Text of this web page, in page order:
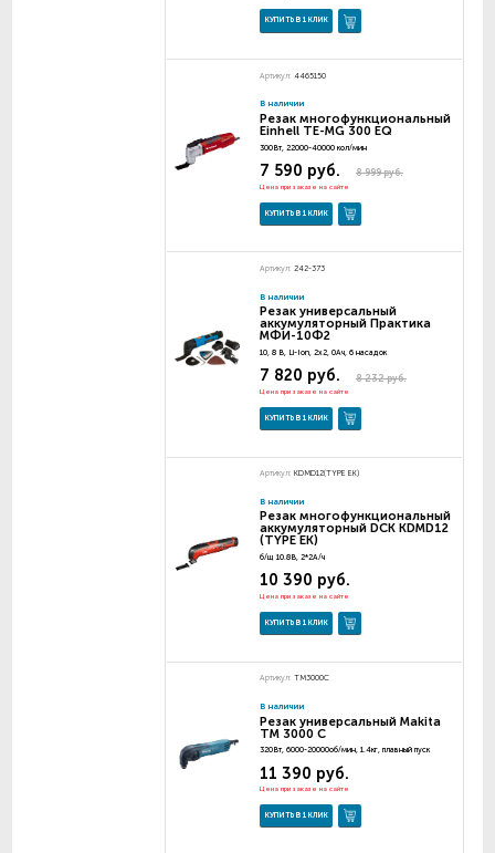
КУПИТЬ В 1 КЛИК
Артикул: 4465150
В наличии
Резак многофункциональный
Einhell TE-MG 300 EQ
300Вт, 22000-40000 кол/мин
8 999 руб.
7 590 руб.
Цена при заказе на сайте
КУПИТЬ В 1 КЛИК
Артикул: 242-373
В наличии
Резак универсальный
аккумуляторный Практика
МФИ-10Ф2
10, 8 В, Li-Ion, 2х2, 0Ач, 6 насадок
8 232 руб.
7 820 руб.
Цена при заказе на сайте
КУПИТЬ В 1 КЛИК
Артикул: KDMD12(TYPE EK)
В наличии
Резак многофункциональный
аккумуляторный DCK KDMD12
(TYPE EK)
б/щ 10.8В, 2*2А/ч
10 390 руб.
Цена при заказе на сайте
КУПИТЬ В 1 КЛИК
Артикул: TM3000C
В наличии
Резак универсальный Makita
TM 3000 C
320Вт, 6000-20000об/мин, 1.4кг, плавный пуск
11 390 руб.
Цена при заказе на сайте
КУПИТЬ В 1 КЛИК